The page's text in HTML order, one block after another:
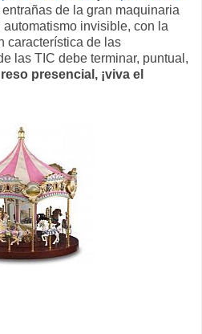
de la gran maquinaria
invisible, con la
característica de las
las TIC debe terminar, puntual,
presencial, ¡viva el